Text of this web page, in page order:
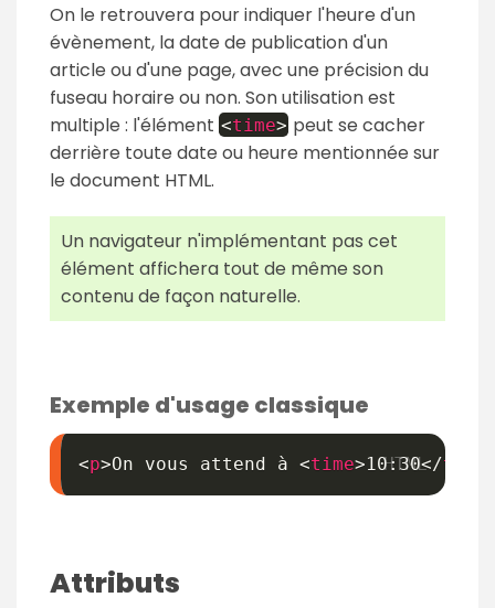
On le retrouvera pour indiquer l'heure d'un
évènement, la date de publication d'un
article ou d'une page, avec une précision du
fuseau horaire ou non. Son utilisation est
multiple : l'élément <time> peut se cacher
derrière toute date ou heure mentionnée sur
le document HTML.
Un navigateur n'implémentant pas cet
élément affichera tout de même son
contenu de façon naturelle.
Exemple d'usage classique
<p>On vous attend à <time>10:30</time
Attributs